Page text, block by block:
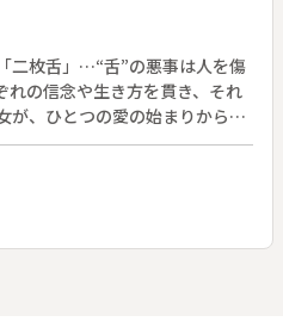
二枚舌」…“舌”の悪事は人を傷
れの信念や生き方を貫き、それ
が、ひとつの愛の始まりから心
によってたがいの幸せを壊して
１回）◆耕平は、すべての財産
と千夏に告げ、そのまま千夏
ころ、耕平の妻・杏梨は、義